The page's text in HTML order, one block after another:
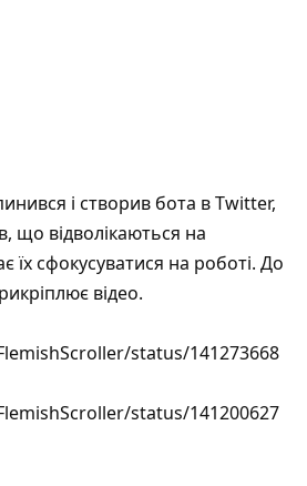
і створив бота в Twitter,
що відволікаються на
їх сфокусуватися на роботі. До
відео.
status/141273668
status/141200627